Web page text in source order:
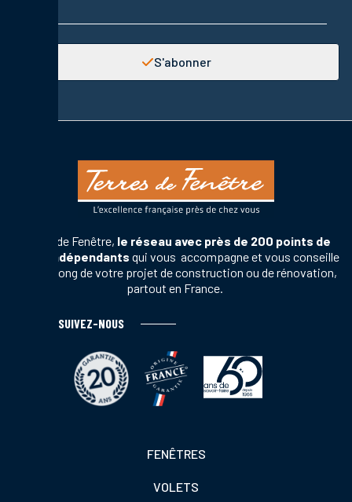
S'abonner
Terres de Fenêtre, le réseau avec près de 200 points de
vente indépendants qui vous accompagne et vous conseille
tout au long de votre projet de construction ou de rénovation,
partout en France.
SUIVEZ-NOUS
FENÊTRES
VOLETS